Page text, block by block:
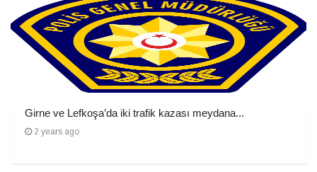
Girne ve Lefkoşa’da iki trafik kazası meydana...
2 years ago